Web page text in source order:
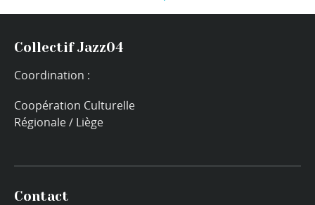
Collectif Jazz04
Coordination :
Coopération Culturelle
Régionale / Liège
Contact